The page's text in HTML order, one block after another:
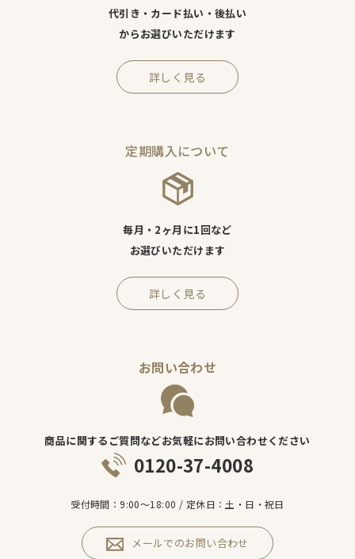
代引き・カード払い・後払い
からお選びいただけます
詳しく見る
定期購入について
毎月・2ヶ月に1回など
お選びいただけます
詳しく見る
お問い合わせ
商品に関するご質問などお気軽にお問い合わせください
0120-37-4008
受付時間：9:00～18:00 / 定休日：土・日・祝日
メールでのお問い合わせ